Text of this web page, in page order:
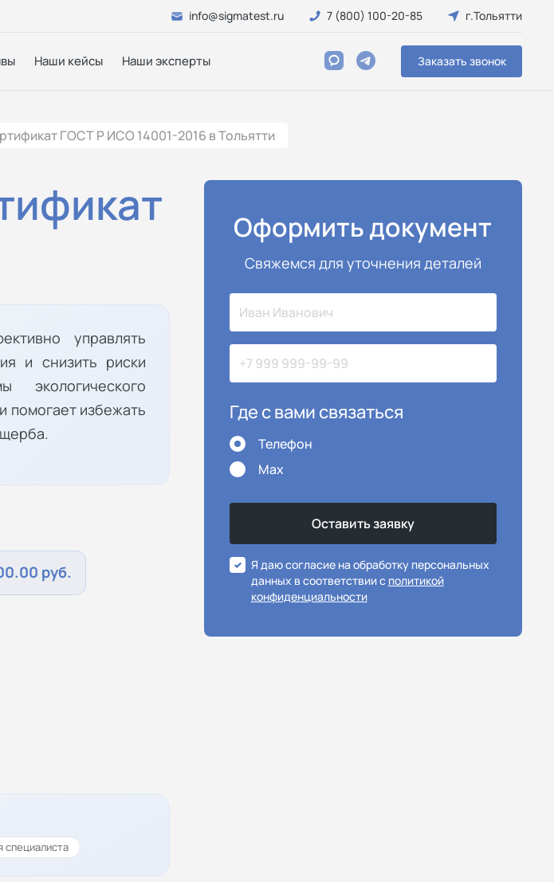
info@sigmatest.ru 7 (800) 100-20-85 г.Тольятти
Наши кейсы Наши эксперты Заказать звонок
ГОСТ Р ИСО 14001-2016 в Тольятти
управлять
и снизить риски
избежать
руб.
специалиста
Оформить документ
Свяжемся для уточнения деталей
Где с вами связаться
Телефон
Max
Я даю согласие на обработку персональных
данных в соответствии с политикой
конфиденциальности